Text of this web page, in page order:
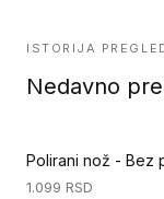
ISTORIJA
Nedavno
1.099 RSD